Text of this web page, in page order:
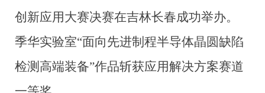
创新应用大赛决赛在吉林长春成功举办。
季华实验室“面向先进制程半导体晶圆缺陷
检测高端装备”作品斩获应用解决方案赛道